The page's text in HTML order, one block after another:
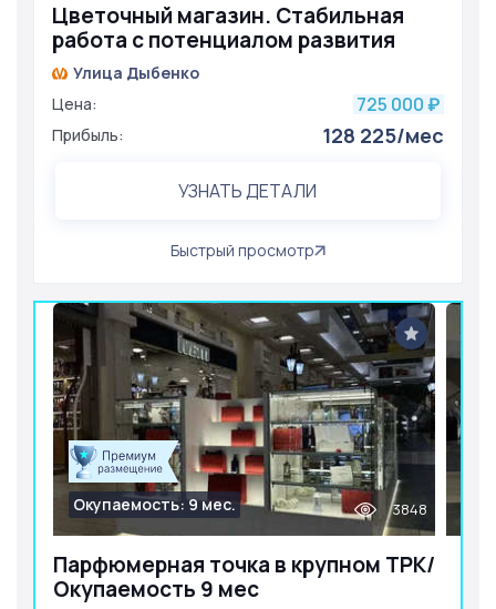
Цветочный магазин. Стабильная
работа с потенциалом развития
Улица Дыбенко
Цена:
725 000 ₽
Прибыль: 128 225/мес
УЗНАТЬ ДЕТАЛИ
Быстрый просмотр
Парфюмерная точка в крупном ТРК/
Окупаемость 9 мес
Окупаемость: 9 мес. 3848